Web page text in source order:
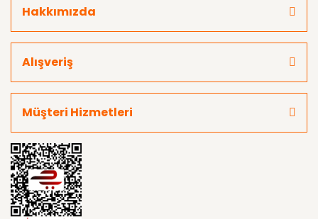
Hakkımızda
Alışveriş
Müşteri Hizmetleri